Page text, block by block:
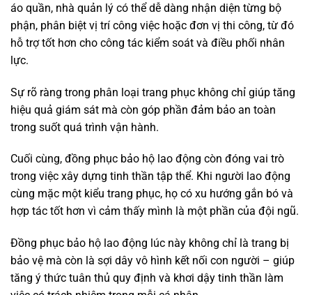
áo quần, nhà quản lý có thể dễ dàng nhận diện từng bộ
phận, phân biệt vị trí công việc hoặc đơn vị thi công, từ đó
hỗ trợ tốt hơn cho công tác kiểm soát và điều phối nhân
lực.
Sự rõ ràng trong phân loại trang phục không chỉ giúp tăng
hiệu quả giám sát mà còn góp phần đảm bảo an toàn
trong suốt quá trình vận hành.
Cuối cùng, đồng phục bảo hộ lao động còn đóng vai trò
trong việc xây dựng tinh thần tập thể. Khi người lao động
cùng mặc một kiểu trang phục, họ có xu hướng gắn bó và
hợp tác tốt hơn vì cảm thấy mình là một phần của đội ngũ.
Đồng phục bảo hộ lao động lúc này không chỉ là trang bị
bảo vệ mà còn là sợi dây vô hình kết nối con người – giúp
tăng ý thức tuân thủ quy định và khơi dậy tinh thần làm